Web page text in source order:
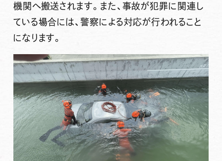
機関へ搬送されます。また、事故が犯罪に関連し
ている場合には、警察による対応が行われること
になります。